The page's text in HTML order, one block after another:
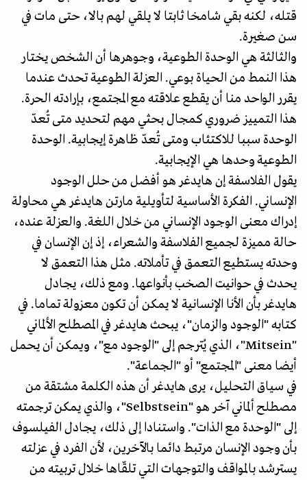
قتله، لكنه بقي شامخا ثابتا لا يلقي لهم بالا، حتى مات في
سن صغيرة.
والثالثة هي الوحدة الطوعية، وجوهرها أن الشخص يختار
هذا النمط من الحياة بوعي. العزلة الطوعية تحدث عندما
يقرر الواحد منا أن يقطع علاقته مع المجتمع، بإرادته الحرة.
هذا التمييز ضروري كمجال بحثي مهم لتحديد متى تُعدّ
الوحدة سببا للاكتئاب ومتى تُعدّ ظاهرة إيجابية. الوحدة
الطوعية وحدها هي الإيجابية.
يقول الفلاسفة إن هايدغر هو أفضل من حلل الوجود
الإنساني. الفكرة الأساسية لتأويلية مارتن هايدغر هي محاولة
إدراك معنى الوجود الإنساني من خلال اللغة. والعزلة عنده،
حالة مميزة لجميع الفلاسفة والشعراء، إذ إن الإنسان في
وحدته يستطيع التعمق في تأملاته. مثل هذا التعمق لا
يحدث في حوانيت الصخب بأنواعها. ومع ذلك، يجادل
هايدغر بأن الأنا الإنسانية لا يمكن أن تكون معزولة تماما. في
كتابه "الوجود والزمان"، يبحث هايدغر في المصطلح الألماني
"Mitsein"، الذي يُترجم إلى "الوجود مع"، ويمكن أن يحمل
أيضا معنى "المجتمع" أو "الجماعة".
في سياق التحليل، يرى هايدغر أن هذه الكلمة مشتقة من
مصطلح ألماني آخر هو "Selbstsein"، والذي يمكن ترجمته
إلى "الوحدة مع الذات". واستنادا إلى ذلك، يجادل الفيلسوف
بأن وجود الإنسان مرتبط دائما بالآخرين، لأن الفرد في عزلته
يسترشد بالمواقف والتوجهات التي تلقّاها خلال تربيته من